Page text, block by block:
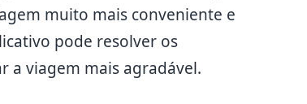
muito mais conveniente e
pode resolver os
a viagem mais agradável.